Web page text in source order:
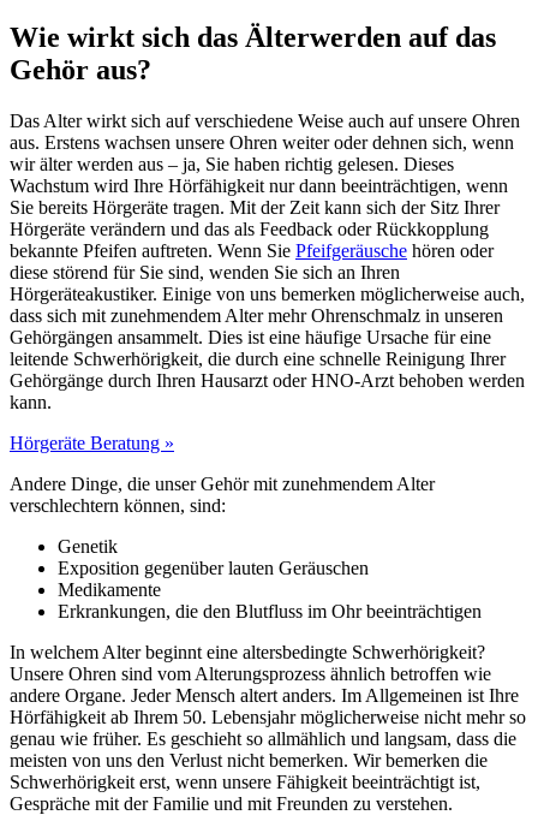
Wie wirkt sich das Älterwerden auf das
Gehör aus?
Das Alter wirkt sich auf verschiedene Weise auch auf unsere Ohren
aus. Erstens wachsen unsere Ohren weiter oder dehnen sich, wenn
wir älter werden aus – ja, Sie haben richtig gelesen. Dieses
Wachstum wird Ihre Hörfähigkeit nur dann beeinträchtigen, wenn
Sie bereits Hörgeräte tragen. Mit der Zeit kann sich der Sitz Ihrer
Hörgeräte verändern und das als Feedback oder Rückkopplung
bekannte Pfeifen auftreten. Wenn Sie Pfeifgeräusche hören oder
diese störend für Sie sind, wenden Sie sich an Ihren
Hörgeräteakustiker. Einige von uns bemerken möglicherweise auch,
dass sich mit zunehmendem Alter mehr Ohrenschmalz in unseren
Gehörgängen ansammelt. Dies ist eine häufige Ursache für eine
leitende Schwerhörigkeit, die durch eine schnelle Reinigung Ihrer
Gehörgänge durch Ihren Hausarzt oder HNO-Arzt behoben werden
kann.
Hörgeräte Beratung »
Andere Dinge, die unser Gehör mit zunehmendem Alter
verschlechtern können, sind:
Genetik
Exposition gegenüber lauten Geräuschen
Medikamente
Erkrankungen, die den Blutfluss im Ohr beeinträchtigen
In welchem Alter beginnt eine altersbedingte Schwerhörigkeit?
Unsere Ohren sind vom Alterungsprozess ähnlich betroffen wie
andere Organe. Jeder Mensch altert anders. Im Allgemeinen ist Ihre
Hörfähigkeit ab Ihrem 50. Lebensjahr möglicherweise nicht mehr so
genau wie früher. Es geschieht so allmählich und langsam, dass die
meisten von uns den Verlust nicht bemerken. Wir bemerken die
Schwerhörigkeit erst, wenn unsere Fähigkeit beeinträchtigt ist,
Gespräche mit der Familie und mit Freunden zu verstehen.